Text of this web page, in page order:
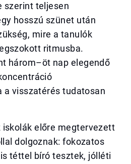
szerint teljesen
hosszú szünet után
mire a tanulók
ritmusba.
három–öt nap elegendő
a visszatérés tudatosan
iskolák előre megtervezett
dolgoznak: fokozatos
téttel bíró tesztek, jólléti